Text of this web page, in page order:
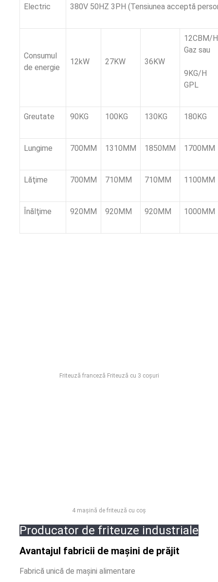
Electric 380V 50HZ 3PH (Tensiunea acceptă
Consumul
de energie
12kW 27KW 36KW
12CBM/H
Gaz sau
9KG/H
GPL
Greutate 90KG 100KG 130KG 180KG
Lungime 700MM 1310MM 1850MM 1700MM
Lăţime 700MM 710MM 710MM 1100MM
Înălţime 920MM 920MM 920MM 1000MM
Friteuză franceză Friteuză cu 3 coșuri
4 mașină de friteuză cu coș
Producator de friteuze industriale
Avantajul fabricii de mașini de prăjit
Fabrică unică de mașini alimentare